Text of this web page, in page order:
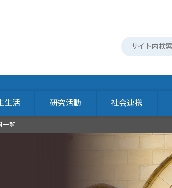
生活 研究活動 社会連携
一覧